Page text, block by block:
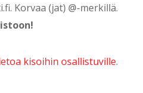
Korvaa (jat) @-merkillä.
kisoihin osallistuville.